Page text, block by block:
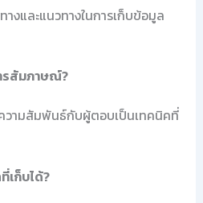
างและแนวทางในการเก็บข้อมูล
รสัมภาษณ์?
ความสัมพันธ์กับผู้ตอบเป็นเทคนิคที่
เก็บได้?